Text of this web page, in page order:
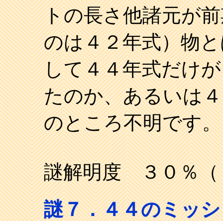
トの長さ他諸元が
のは４２年式）物
して４４年式だけ
たのか、あるいは
のところ不明です。
謎解明度 ３０％（
謎７．４４のミッ